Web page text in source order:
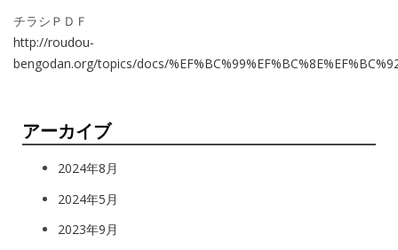
チラシＰＤＦ
http://roudou-
bengodan.org/topics/docs/
アーカイブ
2024年8月
2024年5月
2023年9月